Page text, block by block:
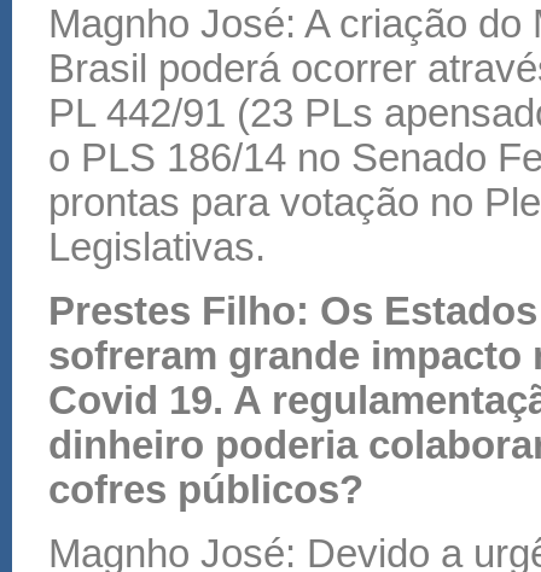
Magnho José: A criação
Brasil poderá ocorrer
PL 442/91 (23 PLs
o PLS 186/14 no Senado
prontas para votação no
Legislativas.
Prestes Filho: Os
sofreram grande impacto
Covid 19. A
dinheiro poderia
cofres públicos?
Magnho José: Devido a